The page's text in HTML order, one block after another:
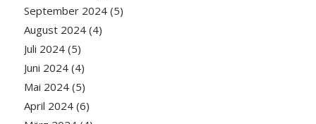
September 2024(5)
August 2024(4)
Juli 2024(5)
Juni 2024(4)
Mai 2024(5)
April 2024(6)